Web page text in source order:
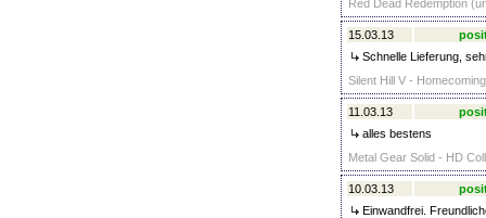
Red Dead Redemption
15.03.13
Schnelle Lieferung,
Silent Hill V -
11.03.13
alles bestens
Metal Gear Solid - HD
10.03.13
Einwandfrei.